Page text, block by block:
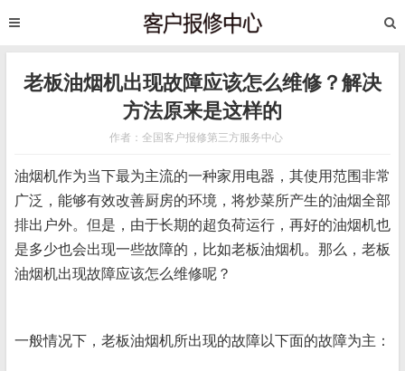
老板油烟机出现故障应该怎么维修？解决
方法原来是这样的
作者：全国客户报修第三方服务中心
油烟机作为当下最为主流的一种家用电器，其使用范围非常
广泛，能够有效改善厨房的环境，将炒菜所产生的油烟全部
排出户外。但是，由于长期的超负荷运行，再好的油烟机也
是多少也会出现一些故障的，比如老板油烟机。那么，老板
油烟机出现故障应该怎么维修呢？
一般情况下，老板油烟机所出现的故障以下面的故障为主：